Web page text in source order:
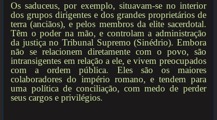
Os saduceus, por exemplo, situavam-se no interior
dos grupos dirigentes e dos grandes proprietários de
terra (anciãos), e pelos membros da elite sacerdotal.
Têm o poder na mão, e controlam a administração
da justiça no Tribunal Supremo (Sinédrio). Embora
não se relacionem diretamente com o povo, são
intransigentes em relação a ele, e vivem preocupados
com a ordem pública. Eles são os maiores
colaboradores do império romano, e tendem para
uma política de conciliação, com medo de perder
seus cargos e privilégios.